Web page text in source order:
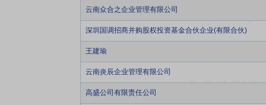
云南众合之企业管理有限公司
深圳国调招商并购股权投资基金合伙企业(有限合伙)
王建瑜
云南炎辰企业管理有限公司
高盛公司有限责任公司